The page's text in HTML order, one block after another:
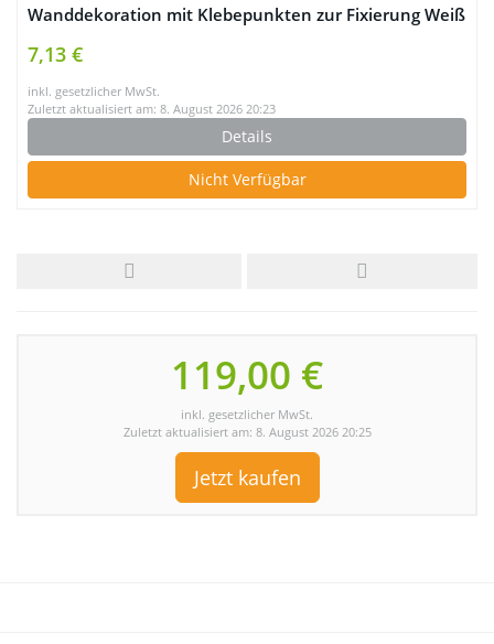
Wanddekoration mit Klebepunkten zur Fixierung Weiß
7,13 €
inkl. gesetzlicher MwSt.
Zuletzt aktualisiert am: 8. August 2026 20:23
Details
Nicht Verfügbar
119,00 €
inkl. gesetzlicher MwSt.
Zuletzt aktualisiert am: 8. August 2026 20:25
Jetzt kaufen